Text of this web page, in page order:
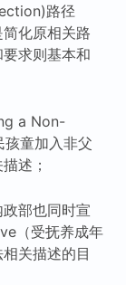
路径
简化原相关路
求则基本和
a Non-
童加入非父
述；
部也同时宣
（受抚养成年
关描述的目